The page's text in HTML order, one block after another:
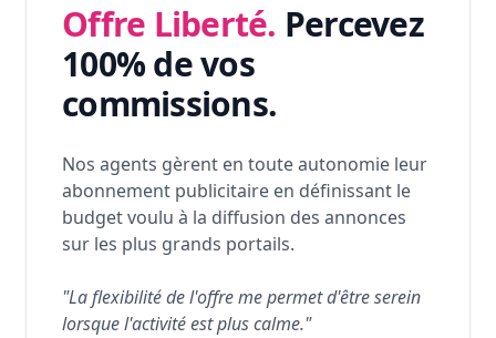
Offre Liberté. Percevez
100% de vos
commissions.
Nos agents gèrent en toute autonomie leur
abonnement publicitaire en définissant le
budget voulu à la diffusion des annonces
sur les plus grands portails.
"La flexibilité de l'offre me permet d'être serein
lorsque l'activité est plus calme."